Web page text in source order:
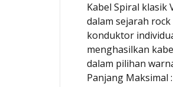
Kabel Spiral klasik
dalam sejarah
konduktor
menghasilkan
dalam pilihan
Panjang Maksimal